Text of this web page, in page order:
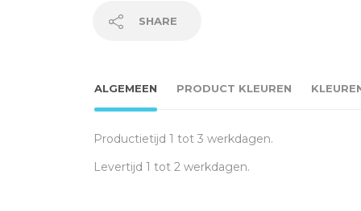
SHARE
ALGEMEEN PRODUCT KLEUREN
Productietijd 1 tot 3 werkdagen.
Levertijd 1 tot 2 werkdagen.